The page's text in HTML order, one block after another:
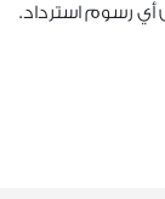
رسوم استرداد.